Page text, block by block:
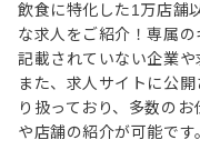
飲食に特化した1万店舗
な求人をご紹介！専属
記載されていない企業
また、求人サイトに公
り扱っており、多数の
や店舗の紹介が可能です